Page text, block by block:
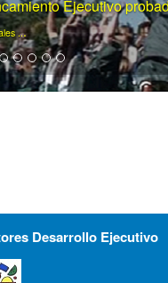
. com
gerencia ...
Desarrollo Ejecutivo